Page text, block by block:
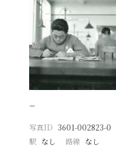
−
写真ID 3601-002823-0
駅 なし 路線 なし